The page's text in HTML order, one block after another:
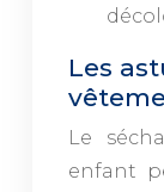
Les
Le
enfant